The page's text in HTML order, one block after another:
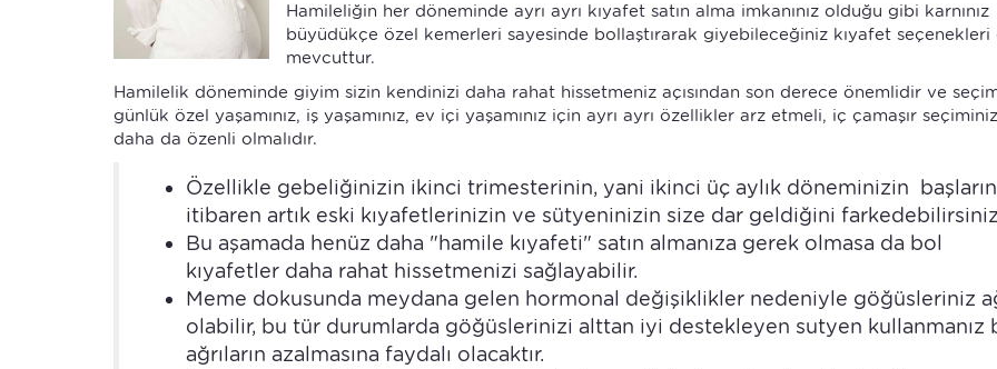
Hamileliğin her döneminde ayrı ayrı kıyafet satın alma imkanınız olduğu gibi karnınız
büyüdükçe özel kemerleri sayesinde bollaştırarak giyebileceğiniz kıyafet seçenekleri
mevcuttur.
Hamilelik döneminde giyim sizin kendinizi daha rahat hissetmeniz açısından son derece önemlidir ve
günlük özel yaşamınız, iş yaşamınız, ev içi yaşamınız için ayrı ayrı özellikler arz etmeli, iç çamaşır
daha da özenli olmalıdır.
Özellikle gebeliğinizin ikinci trimesterinin, yani ikinci üç aylık döneminizin
itibaren artık eski kıyafetlerinizin ve sütyeninizin size dar geldiğini
Bu aşamada henüz daha "hamile kıyafeti" satın almanıza gerek olmasa da bol
kıyafetler daha rahat hissetmenizi sağlayabilir.
Meme dokusunda meydana gelen hormonal değişiklikler nedeniyle göğüsleriniz
olabilir, bu tür durumlarda göğüslerinizi alttan iyi destekleyen sutyen kullanmanız
ağrıların azalmasına faydalı olacaktır.